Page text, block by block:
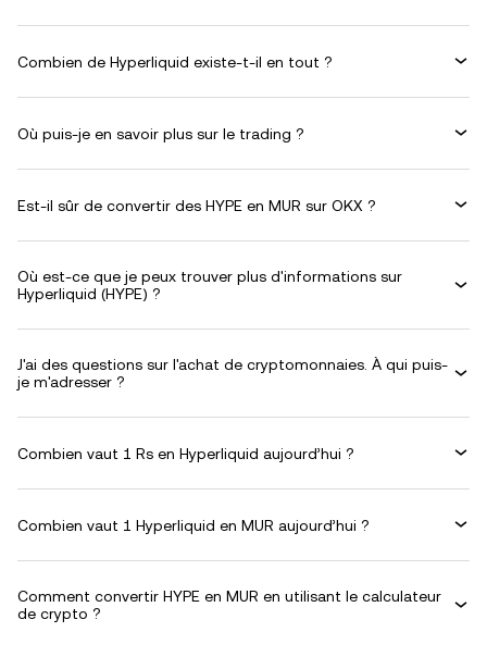
Combien de Hyperliquid existe-t-il en tout ?
Où puis-je en savoir plus sur le trading ?
Est-il sûr de convertir des HYPE en MUR sur OKX ?
Où est-ce que je peux trouver plus d'informations sur
Hyperliquid (HYPE) ?
J'ai des questions sur l'achat de cryptomonnaies. À qui puis-
je m'adresser ?
Combien vaut 1 Rs en Hyperliquid aujourd’hui ?
Combien vaut 1 Hyperliquid en MUR aujourd’hui ?
Comment convertir HYPE en MUR en utilisant le calculateur
de crypto ?